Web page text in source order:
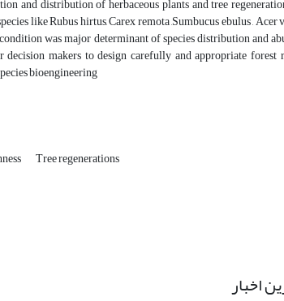
and distribution of herbaceous plants and tree
like Rubus hirtus, Carex remota ,‌Sumbucus ebulus ‌,
was major determinant of species distribution and
makers to design carefully and appropriate
bioengineering
Tree regenerations
اخبار